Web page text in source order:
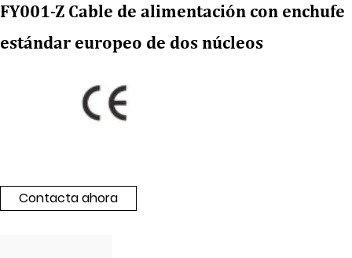
FY001-Z Cable de alimentación con enchufe
estándar europeo de dos núcleos
Contacta ahora